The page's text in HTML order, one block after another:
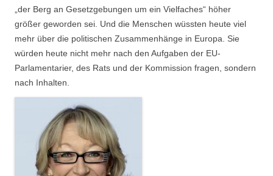
„der Berg an Gesetzgebungen um ein Vielfaches“ höher
größer geworden sei. Und die Menschen wüssten heute viel
mehr über die politischen Zusammenhänge in Europa. Sie
würden heute nicht mehr nach den Aufgaben der EU-
Parlamentarier, des Rats und der Kommission fragen, sondern
nach Inhalten.